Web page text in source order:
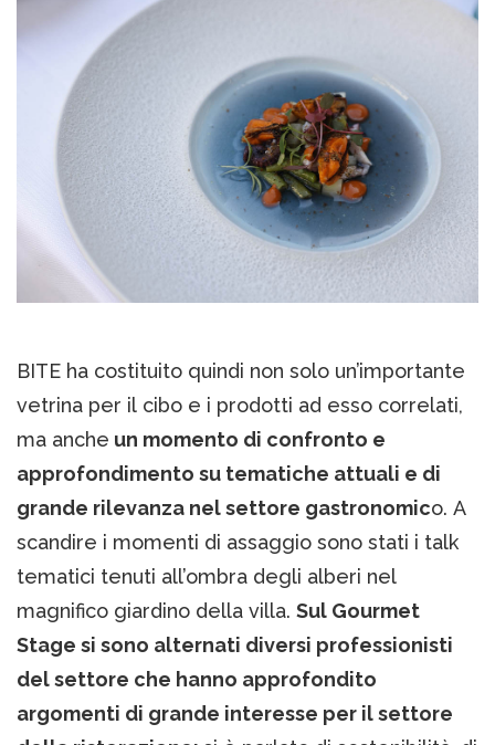
BITE ha costituito quindi non solo un’importante
vetrina per il cibo e i prodotti ad esso correlati,
ma anche un momento di confronto e
approfondimento su tematiche attuali e di
grande rilevanza nel settore gastronomico. A
scandire i momenti di assaggio sono stati i talk
tematici tenuti all’ombra degli alberi nel
magnifico giardino della villa. Sul Gourmet
Stage si sono alternati diversi professionisti
del settore che hanno approfondito
argomenti di grande interesse per il settore